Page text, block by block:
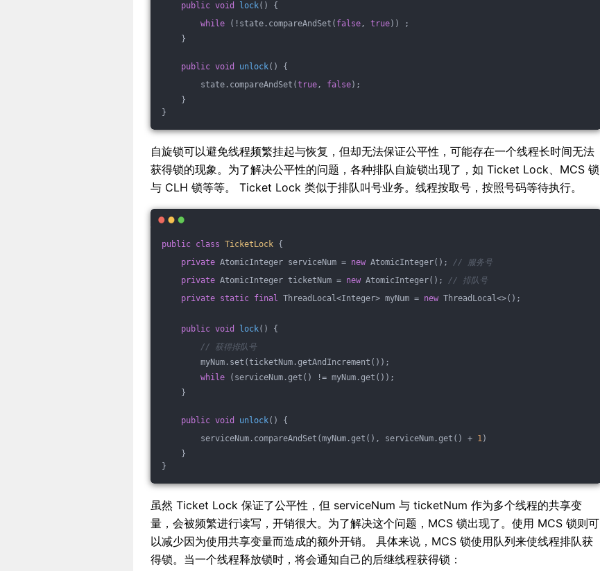
public void lock()
{
while (!state.compareAndSet( false, true)) ;
}
public void unlock()
{
state.compareAndSet(true, false);
}
}
自旋锁可以避免线程频繁挂起与恢复，但却无法保证公平性，可能存在一个线程长时间无法
获得锁的现象。为了解决公平性的问题，各种排队自旋锁出现了，如 Ticket Lock、MCS 锁
与 CLH 锁等等。 Ticket Lock 类似于排队叫号业务。线程按取号，按照号码等待执行。
public class TicketLock {
private AtomicInteger serviceNum = new AtomicInteger(); // 服务号
private AtomicInteger ticketNum = new AtomicInteger(); // 排队号
private static final ThreadLocal<Integer> myNum = new ThreadLocal<>();
public void lock()
{
// 获得排队号
myNum.set(ticketNum.getAndIncrement());
while (serviceNum.get() != myNum.get());
}
public void unlock()
{
serviceNum.compareAndSet(myNum.get(), serviceNum.get() + 1)
}
}
虽然 Ticket Lock 保证了公平性，但 serviceNum 与 ticketNum 作为多个线程的共享变
量，会被频繁进行读写，开销很大。为了解决这个问题，MCS 锁出现了。使用 MCS 锁则可
以减少因为使用共享变量而造成的额外开销。 具体来说，MCS 锁使用队列来使线程排队获
得锁。当一个线程释放锁时，将会通知自己的后继线程获得锁：